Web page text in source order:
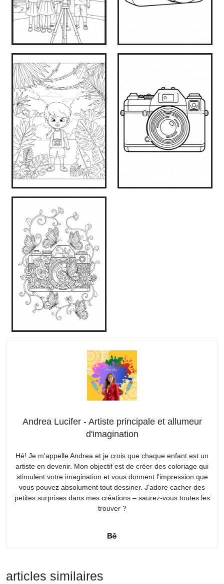
Andrea Lucifer - Artiste principale et allumeur
d'imagination
Hé! Je m'appelle Andrea et je crois que chaque enfant est un
artiste en devenir. Mon objectif est de créer des coloriage qui
stimulent votre imagination et vous donnent l'impression que
vous pouvez absolument tout dessiner. J'adore cacher des
petites surprises dans mes créations – saurez-vous toutes les
trouver ?
articles similaires